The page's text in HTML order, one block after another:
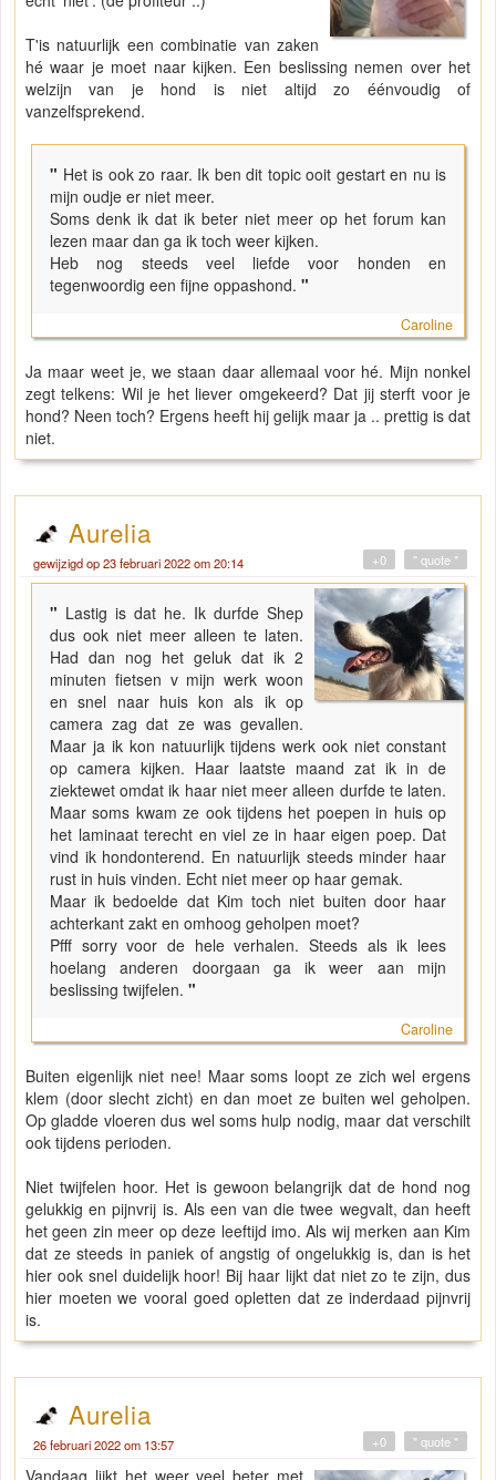
T'is natuurlijk een combinatie van zaken
hé waar je moet naar kijken. Een beslissing nemen over het
welzijn van je hond is niet altijd zo éénvoudig of
vanzelfsprekend.
" Het is ook zo raar. Ik ben dit topic ooit gestart en nu is
mijn oudje er niet meer.
Soms denk ik dat ik beter niet meer op het forum kan
lezen maar dan ga ik toch weer kijken.
Heb nog steeds veel liefde voor honden en
tegenwoordig een fijne oppashond. "
Caroline
Ja maar weet je, we staan daar allemaal voor hé. Mijn nonkel
zegt telkens: Wil je het liever omgekeerd? Dat jij sterft voor je
hond? Neen toch? Ergens heeft hij gelijk maar ja .. prettig is dat
niet.
Aurelia
gewijzigd op 23 februari 2022 om 20:14 " quote "
+0
" Lastig is dat he. Ik durfde Shep
dus ook niet meer alleen te laten.
Had dan nog het geluk dat ik 2
minuten fietsen v mijn werk woon
en snel naar huis kon als ik op
camera zag dat ze was gevallen.
Maar ja ik kon natuurlijk tijdens werk ook niet constant
op camera kijken. Haar laatste maand zat ik in de
ziektewet omdat ik haar niet meer alleen durfde te laten.
Maar soms kwam ze ook tijdens het poepen in huis op
het laminaat terecht en viel ze in haar eigen poep. Dat
vind ik hondonterend. En natuurlijk steeds minder haar
rust in huis vinden. Echt niet meer op haar gemak.
Maar ik bedoelde dat Kim toch niet buiten door haar
achterkant zakt en omhoog geholpen moet?
Pfff sorry voor de hele verhalen. Steeds als ik lees
hoelang anderen doorgaan ga ik weer aan mijn
beslissing twijfelen. "
Caroline
Buiten eigenlijk niet nee! Maar soms loopt ze zich wel ergens
klem (door slecht zicht) en dan moet ze buiten wel geholpen.
Op gladde vloeren dus wel soms hulp nodig, maar dat verschilt
ook tijdens perioden.
Niet twijfelen hoor. Het is gewoon belangrijk dat de hond nog
gelukkig en pijnvrij is. Als een van die twee wegvalt, dan heeft
het geen zin meer op deze leeftijd imo. Als wij merken aan Kim
dat ze steeds in paniek of angstig of ongelukkig is, dan is het
hier ook snel duidelijk hoor! Bij haar lijkt dat niet zo te zijn, dus
hier moeten we vooral goed opletten dat ze inderdaad pijnvrij
is.
Aurelia
26 februari 2022 om 13:57 " quote "
+0
Vandaag lijkt het weer veel beter met